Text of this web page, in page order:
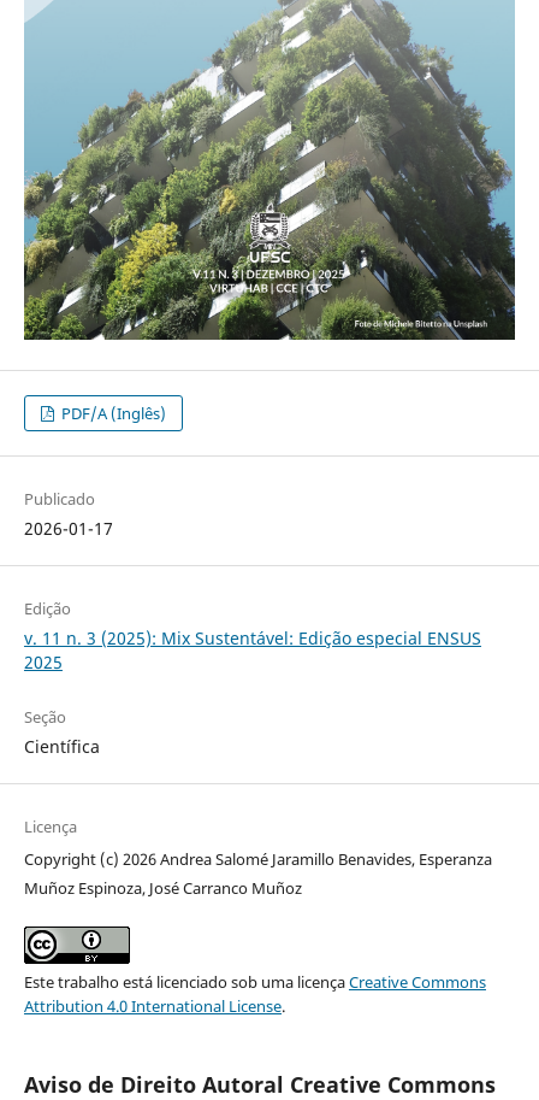
PDF/A (Inglês)
Publicado
2026-01-17
Edição
v. 11 n. 3 (2025): Mix Sustentável: Edição especial ENSUS
2025
Seção
Científica
Licença
Copyright (c) 2026 Andrea Salomé Jaramillo Benavides, Esperanza
Muñoz Espinoza, José Carranco Muñoz
Este trabalho está licenciado sob uma licençaCreative Commons
Attribution 4.0 International License.
Aviso de Direito Autoral Creative Commons